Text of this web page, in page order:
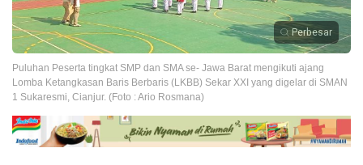
Perbesar
Puluhan Peserta tingkat SMP dan SMA se- Jawa Barat mengikuti ajang
Lomba Ketangkasan Baris Berbaris (LKBB) Sekar XXI yang digelar di SMAN
1 Sukaresmi, Cianjur. (Foto : Ario Rosmana)